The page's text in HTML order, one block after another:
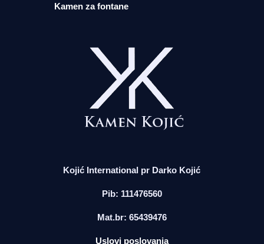
Kamen za fontane
Kojić International pr Darko Kojić
Pib: 111476560
Mat.br: 65439476
Uslovi poslovanja